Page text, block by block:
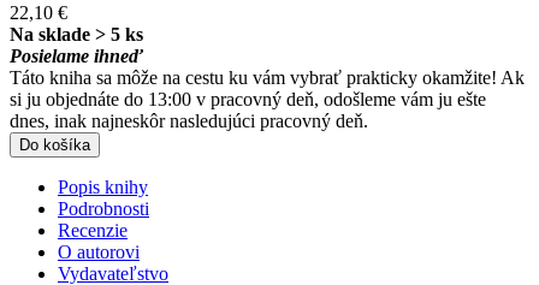
22,10 €
Na sklade > 5 ks
Posielame ihneď
Táto kniha sa môže na cestu ku vám vybrať prakticky okamžite! Ak
si ju objednáte do 13:00 v pracovný deň, odošleme vám ju ešte
dnes, inak najneskôr nasledujúci pracovný deň.
Do košíka
Popis knihy
Podrobnosti
Recenzie
O autorovi
Vydavateľstvo